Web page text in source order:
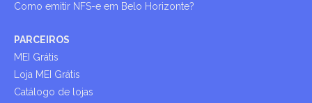
Como emitir NFS-e em Belo Horizonte?
PARCEIROS
MEI Grátis
Loja MEI Grátis
Catálogo de lojas